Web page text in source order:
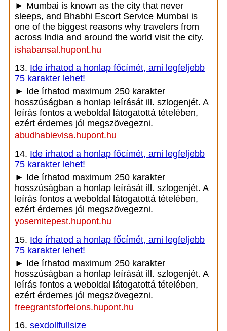
► Mumbai is known as the city that never
sleeps, and Bhabhi Escort Service Mumbai is
one of the biggest reasons why travelers from
across India and around the world visit the city.
ishabansal.hupont.hu
13. Ide írhatod a honlap főcímét, ami legfeljebb
75 karakter lehet!
► Ide írhatod maximum 250 karakter
hosszúságban a honlap leírását ill. szlogenjét. A
leírás fontos a weboldal látogatottá tételében,
ezért érdemes jól megszövegezni.
abudhabievisa.hupont.hu
14. Ide írhatod a honlap főcímét, ami legfeljebb
75 karakter lehet!
► Ide írhatod maximum 250 karakter
hosszúságban a honlap leírását ill. szlogenjét. A
leírás fontos a weboldal látogatottá tételében,
ezért érdemes jól megszövegezni.
yosemitepest.hupont.hu
15. Ide írhatod a honlap főcímét, ami legfeljebb
75 karakter lehet!
► Ide írhatod maximum 250 karakter
hosszúságban a honlap leírását ill. szlogenjét. A
leírás fontos a weboldal látogatottá tételében,
ezért érdemes jól megszövegezni.
freegrantsforfelons.hupont.hu
16. sexdollfullsize